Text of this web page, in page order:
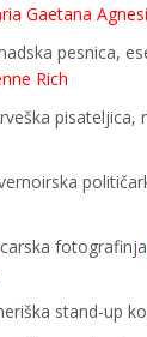
Gaetana Agnesi
pesnica,
Rich
pisateljica,
fotografinja
stand-up